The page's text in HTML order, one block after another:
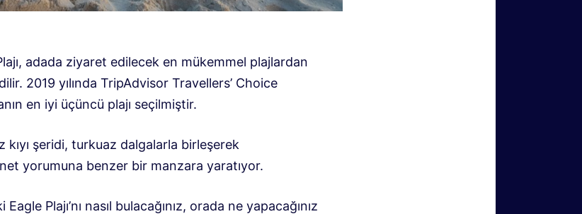
adada ziyaret edilecek en mükemmel plajlardan
2019 yılında TripAdvisor Travellers’ Choice
en iyi üçüncü plajı seçilmiştir.
kıyı şeridi, turkuaz dalgalarla birleşerek
yorumuna benzer bir manzara yaratıyor.
Eagle Plajı’nı nasıl bulacağınız, orada ne yapacağınız